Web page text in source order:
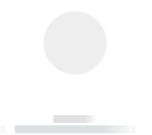
------------
----------- ----------- ----------